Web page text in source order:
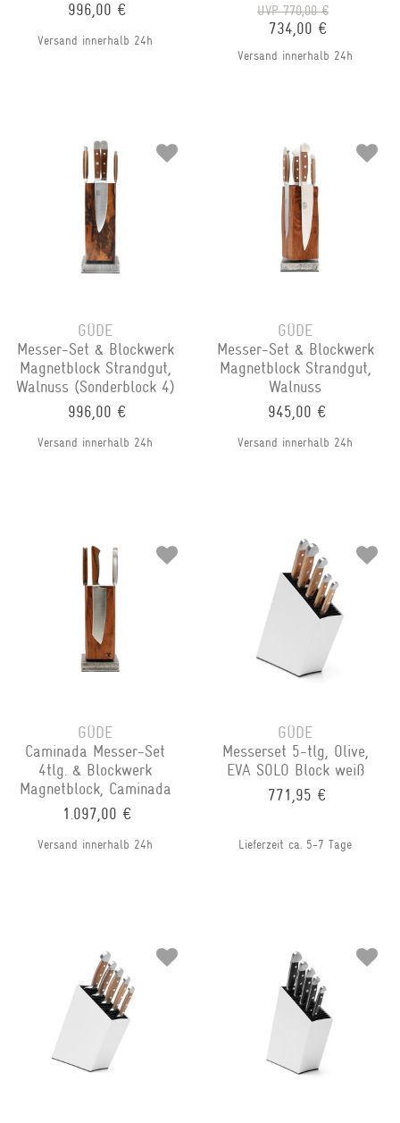
996,00 €
Versand innerhalb 24h
UVP 770,00 €
734,00 €
Versand innerhalb 24h
GÜDE
Messer-Set & Blockwerk
Magnetblock Strandgut,
Walnuss (Sonderblock 4)
996,00 €
Versand innerhalb 24h
GÜDE
Messer-Set & Blockwerk
Magnetblock Strandgut,
Walnuss
945,00 €
Versand innerhalb 24h
GÜDE
Caminada Messer-Set
4tlg. & Blockwerk
Magnetblock, Caminada
1.097,00 €
Versand innerhalb 24h
GÜDE
Messerset 5-tlg, Olive,
EVA SOLO Block weiß
771,95 €
Lieferzeit ca. 5-7 Tage